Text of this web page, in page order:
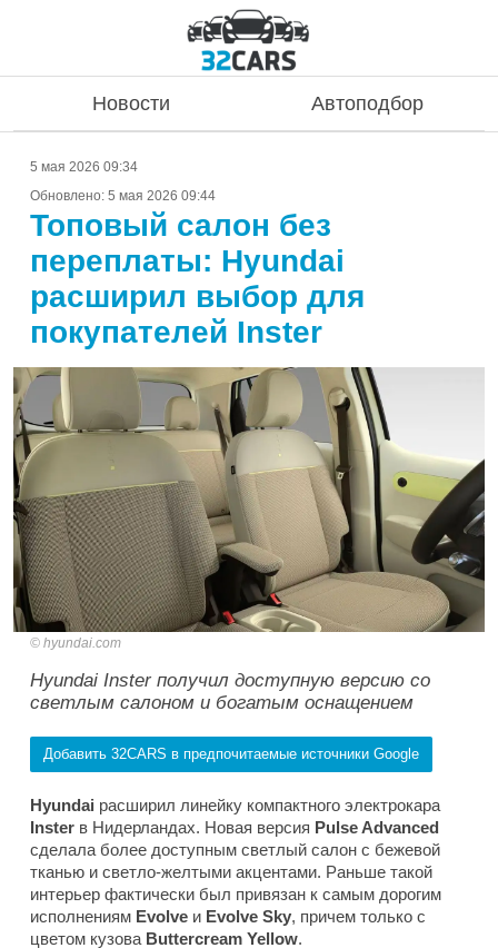
Новости Автоподбор
5 мая 2026 09:34
Обновлено: 5 мая 2026 09:44
Топовый салон без
переплаты: Hyundai
расширил выбор для
покупателей Inster
hyundai.com
Hyundai Inster получил доступную версию со
светлым салоном и богатым оснащением
Добавить 32CARS в предпочитаемые источники Google
Hyundai расширил линейку компактного электрокара
Inster в Нидерландах. Новая версия Pulse Advanced
сделала более доступным светлый салон с бежевой
тканью и светло-желтыми акцентами. Раньше такой
интерьер фактически был привязан к самым дорогим
исполнениям Evolve и Evolve Sky, причем только с
цветом кузова Buttercream Yellow.